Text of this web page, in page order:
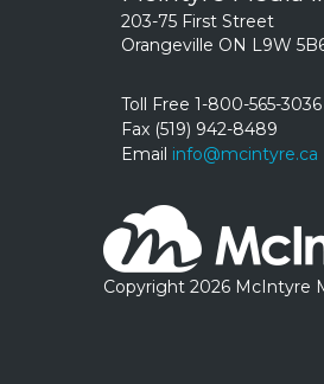
203-75 First Street
Orangeville ON L9W
Toll Free 1-800-565-3036
Fax (519) 942-8489
Email info@mcintyre.ca
Copyright 2026 McIntyre